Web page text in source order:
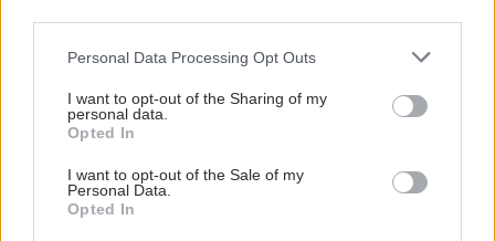
Please note that this website/app uses one or more Google
not limited to your visit or usage behaviour. You may click to
grant or deny consent to Google and its third-party tags to
use your data for below specified purposes in below Google
consent section.
Personal Data Processing Opt Outs
I want to opt-out of the Sharing of my
personal data.
Opted In
I want to opt-out of the Sale of my
Personal Data.
Opted In
Φυσικές λύσεις για το